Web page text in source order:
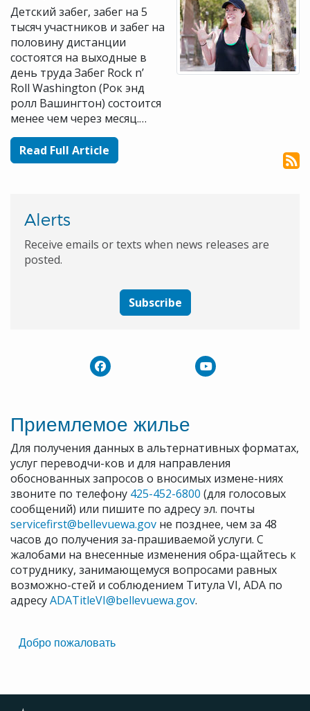
Translated
Добро пожаловать
Детский забег, забег на 5
тысяч участников и забег на
половину дистанции
состоятся на выходные в
день труда Забег Rock n’
Roll Washington (Рок энд
ролл Вашингтон) состоится
менее чем через месяц.…
Read Full Article
Alerts
Receive emails or texts when news releases are
posted.
Subscribe
Приемлемое жилье
Для получения данных в альтернативных форматах,
услуг переводчи-ков и для направления
обоснованных запросов о вносимых измене-ниях
звоните по телефону 425-452-6800 (для голосовых
сообщений) или пишите по адресу эл. почты
servicefirst@bellevuewa.gov не позднее, чем за 48
часов до получения за-прашиваемой услуги. С
жалобами на внесенные изменения обра-щайтесь к
сотруднику, занимающемуся вопросами равных
возможно-стей и соблюдением Титула VI, ADA по
адресуADATitleVI@bellevuewa.gov.